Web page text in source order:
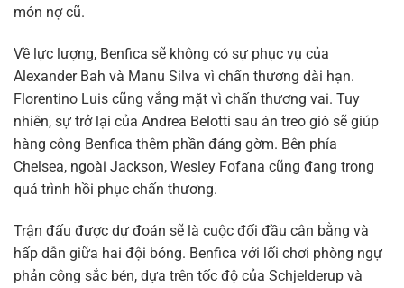
món nợ cũ.
Về lực lượng, Benfica sẽ không có sự phục vụ của
Alexander Bah và Manu Silva vì chấn thương dài hạn.
Florentino Luis cũng vắng mặt vì chấn thương vai. Tuy
nhiên, sự trở lại của Andrea Belotti sau án treo giò sẽ giúp
hàng công Benfica thêm phần đáng gờm. Bên phía
Chelsea, ngoài Jackson, Wesley Fofana cũng đang trong
quá trình hồi phục chấn thương.
Trận đấu được dự đoán sẽ là cuộc đối đầu cân bằng và
hấp dẫn giữa hai đội bóng. Benfica với lối chơi phòng ngự
phản công sắc bén, dựa trên tốc độ của Schjelderup và